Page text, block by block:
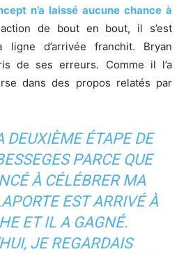
n’a laissé aucune chance à
de bout en bout, il s’est
ligne d’arrivée franchit. Bryan
de ses erreurs. Comme il l’a
dans des propos relatés par
DEUXIÈME ÉTAPE DE
PARCE QUE
À CÉLÉBRER MA
EST ARRIVÉ À
ET IL A GAGNÉ.
JE REGARDAIS